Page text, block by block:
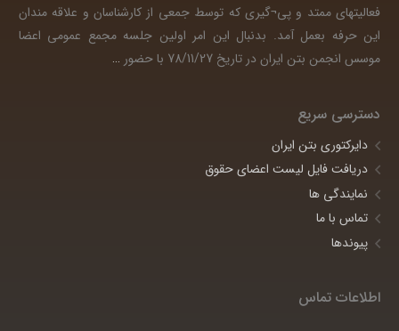
فعالیتهای ممتد و پی¬گیری که توسط جمعی از کارشناسان و علاقه مندان
این حرفه بعمل آمد. بدنبال این امر اولین جلسه مجمع عمومی اعضا
موسس انجمن بتن ایران در تاریخ 78/11/27 با حضور
…
دسترسی سریع
دایرکتوری بتن ایران
دریافت فایل لیست اعضای حقوق
نمایندگی ها
تماس با ما
پیوندها
اطلاعات تماس